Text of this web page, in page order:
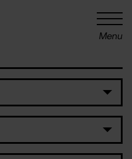
Menu